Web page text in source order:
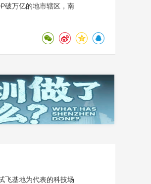
破万亿的地市辖区，南
飞基地为代表的科技场